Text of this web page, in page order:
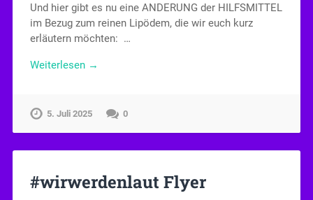
Und hier gibt es nu eine ANDERUNG der HILFSMITTEL
im Bezug zum reinen Lipödem, die wir euch kurz
erläutern möchten: …
Weiterlesen →
5. Juli 2025 0
#wirwerdenlaut Flyer